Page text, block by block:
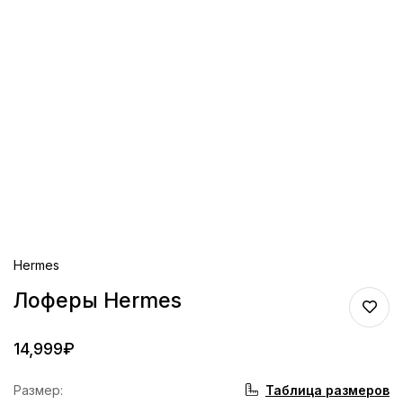
Hermes
Лоферы Hermes
14,999₽
Размер: Таблица размеров